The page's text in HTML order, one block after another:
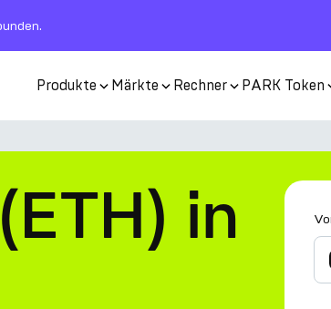
Produkte Märkte Rechner PARK Token
in